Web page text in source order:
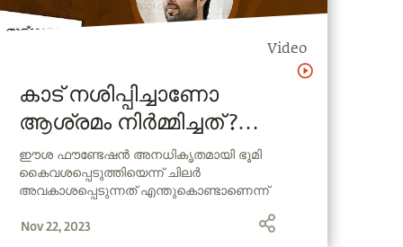
Video
കാട് നശിപ്പിച്ചാണോ
ആശ്രമം നിർമ്മിച്ചത് ?
ഈശയ്‌ക്കെതിരെ
ഭൂമികൈയേറ്റം
ആരോപിക്കുന്നവരുടെ
നാസി ചിന്താഗതി
ഈശ ഫൗണ്ടേഷൻ അനധികൃതമായി ഭൂമി
കൈവശപ്പെടുത്തിയെന്ന് ചിലർ
അവകാശപ്പെടുന്നത് എന്തുകൊണ്ടാണെന്ന്
ചോദിക്കുന്നു. സദ്ഗുരു അദ്ദേഹത്തോട് സത്യം
Nov 22, 2023